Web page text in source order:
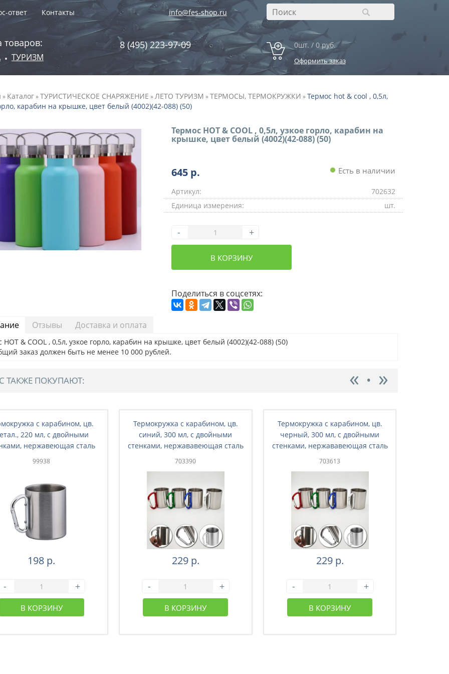
ответ Контакты info@fes-shop.ru
товаров:
• ТУРИЗМ
8 (495) 223-97-09 0шт. / 0 руб.
Оформить заказ
» Каталог»ТУРИСТИЧЕСКОЕ СНАРЯЖЕНИЕ »ЛЕТО ТУРИЗМ »ТЕРМОСЫ, ТЕРМОКРУЖКИ »Термос hot & cool , 0,5л,
карабин на крышке, цвет белый (4002)(42-088) (50)
Термос HOT & COOL , 0,5л, узкое горло, карабин на
крышке, цвет белый (4002)(42-088) (50)
645 р. Есть в наличии
Артикул:
702632
Единица измерения:
шт.
- +
В КОРЗИНУ
Поделиться в соцсетях:
Отзывы Доставка и оплата
HOT & COOL , 0,5л, узкое горло, карабин на крышке, цвет белый (4002)(42-088) (50)
заказ должен быть не менее 10 000 рублей.
ТАКЖЕ ПОКУПАЮТ:
с карабином, цв.
220 мл, с двойными
нержавеющая сталь
201 (26-001)
99938
198 р.
- +
В КОРЗИНУ
Термокружка с карабином, цв.
синий, 300 мл, с двойными
стенками, нержававеющая сталь
201 (26-003)
703390
229 р.
- +
В КОРЗИНУ
Термокружка с карабином, цв.
черный, 300 мл, с двойными
стенками, нержававеющая сталь
201 (65-004)
703613
229 р.
- +
В КОРЗИНУ